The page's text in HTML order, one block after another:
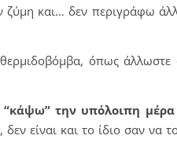
ζύμη και… δεν περιγράφω
όπως άλλωστε
την υπόλοιπη
δεν είναι και το ίδιο σαν να